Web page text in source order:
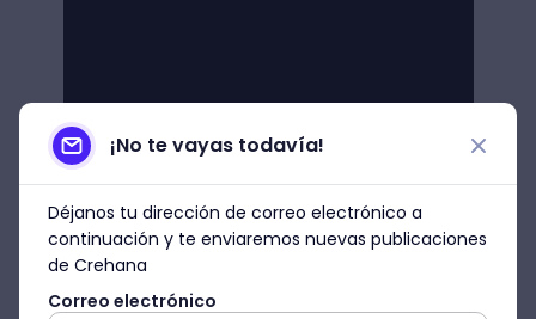
¡No te vayas todavía!
Déjanos tu dirección de correo electrónico a
continuación y te enviaremos nuevas publicaciones
de Crehana
Correo electrónico